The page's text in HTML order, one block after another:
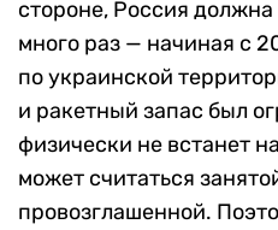
стороне, Россия
много раз — начиная с
по украинской
и ракетный запас был
физически не встанет
может считаться
провозглашенной.